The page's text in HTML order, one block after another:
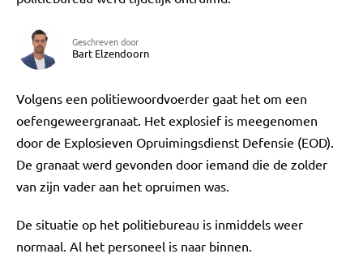
Geschreven door
Bart Elzendoorn
Volgens een politiewoordvoerder gaat het om een
oefengeweergranaat. Het explosief is meegenomen
door de Explosieven Opruimingsdienst Defensie (EOD).
De granaat werd gevonden door iemand die de zolder
van zijn vader aan het opruimen was.
De situatie op het politiebureau is inmiddels weer
normaal. Al het personeel is naar binnen.